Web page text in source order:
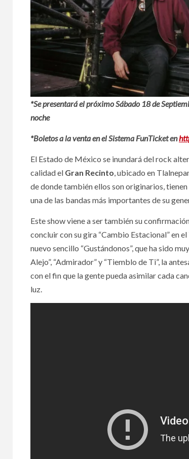
*Se presentará el próximo Sábado 18 de
noche
*Boletos a la venta en el Sistema FunTicket en
El Estado de México se inundará del rock
calidad el Gran Recinto, ubicado en
de donde también ellos son originarios,
una de las bandas más importantes de su
Este show viene a ser también su
concluir con su gira “Cambio Estacional” en
nuevo sencillo “Gustándonos”, que ha sido
Alejo”, “Admirador” y “Tiemblo de Ti”, la
con el fin que la gente pueda asimilar cada
luz.